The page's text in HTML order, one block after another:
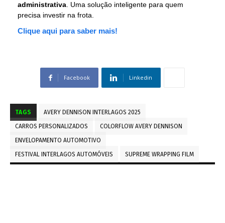
administrativa. Uma solução inteligente para quem
precisa investir na frota.
Clique aqui para saber mais!
Facebook Linkedin
TAGS
AVERY DENNISON INTERLAGOS 2025
CARROS PERSONALIZADOS
COLORFLOW AVERY DENNISON
ENVELOPAMENTO AUTOMOTIVO
FESTIVAL INTERLAGOS AUTOMÓVEIS
SUPREME WRAPPING FILM